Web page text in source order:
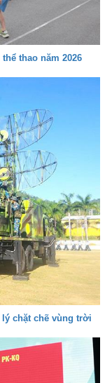
thao năm 2026
lý chặt chẽ vùng trời